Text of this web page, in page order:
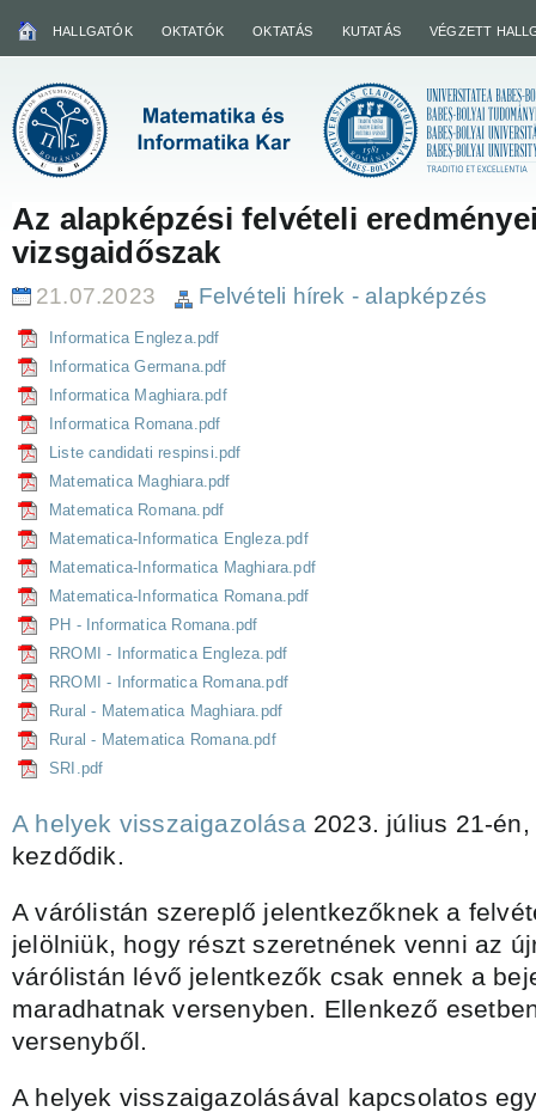
HALLGATÓK OKTATÓK OKTATÁS KUTATÁS VÉGZETT
Az alapképzési felvételi
vizsgaidőszak
21.07.2023 Felvételi hírek - alapképzés
Informatica Engleza.pdf
Informatica Germana.pdf
Informatica Maghiara.pdf
Informatica Romana.pdf
Liste candidati respinsi.pdf
Matematica Maghiara.pdf
Matematica Romana.pdf
Matematica-Informatica Engleza.pdf
Matematica-Informatica Maghiara.pdf
Matematica-Informatica Romana.pdf
PH - Informatica Romana.pdf
RROMI - Informatica Engleza.pdf
RROMI - Informatica Romana.pdf
Rural - Matematica Maghiara.pdf
Rural - Matematica Romana.pdf
SRI.pdf
A helyek visszaigazolása2023. július 21-én,
kezdődik.
A várólistán szereplő jelentkezőknek a
jelölniük, hogy részt szeretnének venni az
várólistán lévő jelentkezők csak ennek a
maradhatnak versenyben. Ellenkező
versenyből.
A helyek visszaigazolásával kapcsolatos